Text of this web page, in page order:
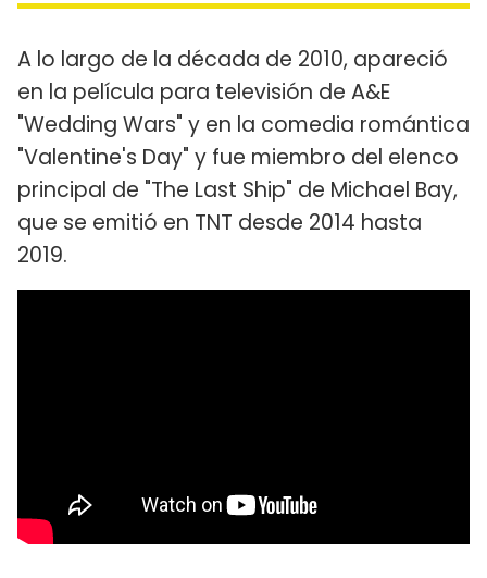
A lo largo de la década de 2010, apareció
en la película para televisión de A&E
"Wedding Wars" y en la comedia romántica
"Valentine's Day" y fue miembro del elenco
principal de "The Last Ship" de Michael Bay,
que se emitió en TNT desde 2014 hasta
2019.